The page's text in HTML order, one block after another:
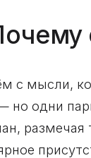
с мысли,
но одни
размечая